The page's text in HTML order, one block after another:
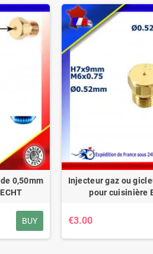
0,50mm
BUY
Injecteur gaz ou
pour cuisinière
€3.00